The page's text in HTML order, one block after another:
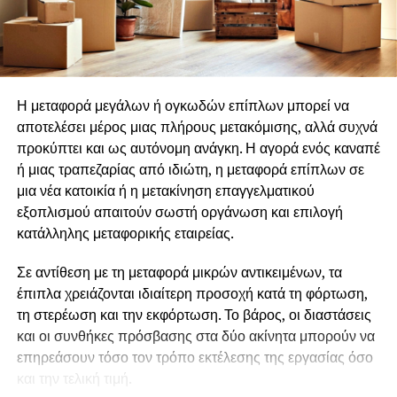
Την διατήρηση μηχανισμού συνεχούς
ανάπτυξης των στελεχών
εφαρμόζοντας την στρατηγική ανταλλαγμάτων <<
κερδίζω – κερδίζεις >>
παραχωρώντας στον εργαζόμενο την δυνατότητα να
συμμετέχει στους στόχους και τις νόρμες της
επιχείρησης.
Ρούλα
Σύμβουλος
Ιδιοκτήτρια της KPR CONSULTING
παρουσιάζεται το επόμενο έτος.
Οι αιτήσεις μόλις άνοιξαν και μπορούν να υποβάλλονται
έως τηνΚυριακή 9 Αυγούστου 2026, αποκλειστικά
Για πληροφορίες καιΥποβολή της Αίτησης δείτεΕΔΩ.
Αιτήσεις μέσω email, τηλεφωνικώς ή με άλλο τρόπο εκτός
της επίσημης αίτησης στην ιστοσελίδα δεν γίνονται
δεκτές.
residencies θα βρείτεΕΔΩ
Φωτογραφίες θα βρείτε ΕΔΩ
———————————–
Η μεταφορά μεγάλων ή ογκωδών επίπλων μπορεί να
αποτελέσει μέρος μιας πλήρους μετακόμισης, αλλά συχνά
προκύπτει και ως αυτόνομη ανάγκη. Η αγορά ενός καναπέ
ή μιας τραπεζαρίας από ιδιώτη, η μεταφορά επίπλων σε
μια νέα κατοικία ή η μετακίνηση επαγγελματικού
εξοπλισμού απαιτούν σωστή οργάνωση και επιλογή
κατάλληλης μεταφορικής εταιρείας.
Σε αντίθεση με τη μεταφορά μικρών αντικειμένων, τα
έπιπλα χρειάζονται ιδιαίτερη προσοχή κατά τη φόρτωση,
τη στερέωση και την εκφόρτωση. Το βάρος, οι διαστάσεις
και οι συνθήκες πρόσβασης στα δύο ακίνητα μπορούν να
επηρεάσουν τόσο τον τρόπο εκτέλεσης της εργασίας όσο
και την τελική τιμή.